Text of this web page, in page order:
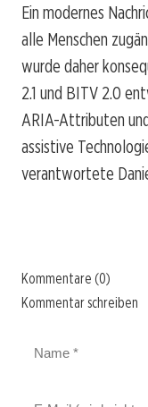
Ein modernes
alle Menschen
wurde daher
2.1 und BITV 2.0
ARIA-Attributen
assistive
verantwortete
Kommentare (0)
Kommentar schreiben